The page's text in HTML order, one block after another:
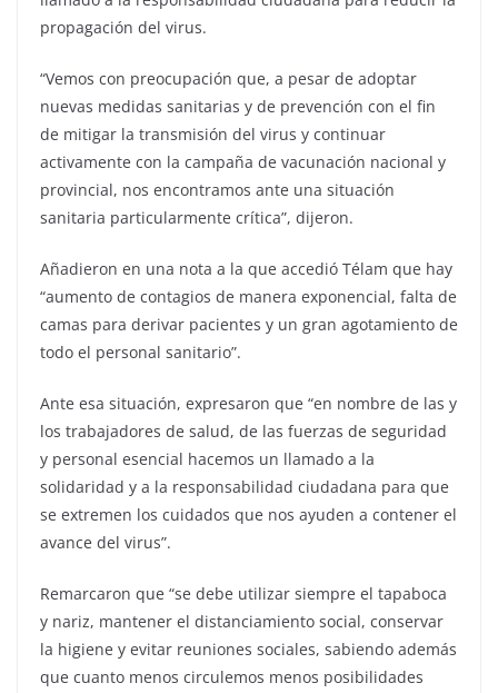
propagación del virus.
“Vemos con preocupación que, a pesar de adoptar
nuevas medidas sanitarias y de prevención con el fin
de mitigar la transmisión del virus y continuar
activamente con la campaña de vacunación nacional y
provincial, nos encontramos ante una situación
sanitaria particularmente crítica”, dijeron.
Añadieron en una nota a la que accedió Télam que hay
“aumento de contagios de manera exponencial, falta de
camas para derivar pacientes y un gran agotamiento de
todo el personal sanitario”.
Ante esa situación, expresaron que “en nombre de las y
los trabajadores de salud, de las fuerzas de seguridad
y personal esencial hacemos un llamado a la
solidaridad y a la responsabilidad ciudadana para que
se extremen los cuidados que nos ayuden a contener el
avance del virus”.
Remarcaron que “se debe utilizar siempre el tapaboca
y nariz, mantener el distanciamiento social, conservar
la higiene y evitar reuniones sociales, sabiendo además
que cuanto menos circulemos menos posibilidades